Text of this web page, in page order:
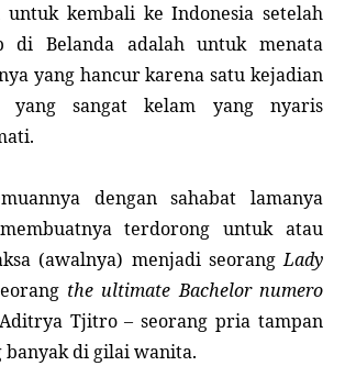
kembali ke Indonesia setelah
di Belanda adalah untuk menata
yang hancur karena satu kejadian
yang sangat kelam yang nyaris
dengan sahabat lamanya
terdorong untuk atau
(awalnya) menjadi seorangLady
the ultimate Bachelor numero
Tjitro – seorang pria tampan
banyak di gilai wanita.